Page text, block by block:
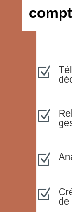
Z
Z
Z
Z
de